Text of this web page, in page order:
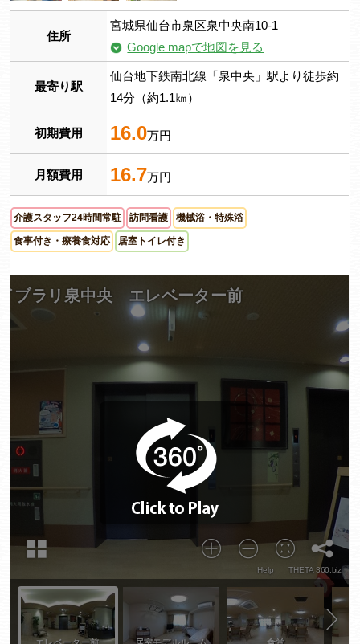
住所
宮城県仙台市泉区泉中央南10-1
Google mapで地図を見る
最寄り駅
仙台地下鉄南北線「泉中央」駅より徒歩約
14分（約1.1㎞）
初期費用 16.0万円
月額費用 16.7万円
介護スタッフ24時間常駐 訪問看護 機械浴・特殊浴
食事付き・療養食対応 居室トイレ付き